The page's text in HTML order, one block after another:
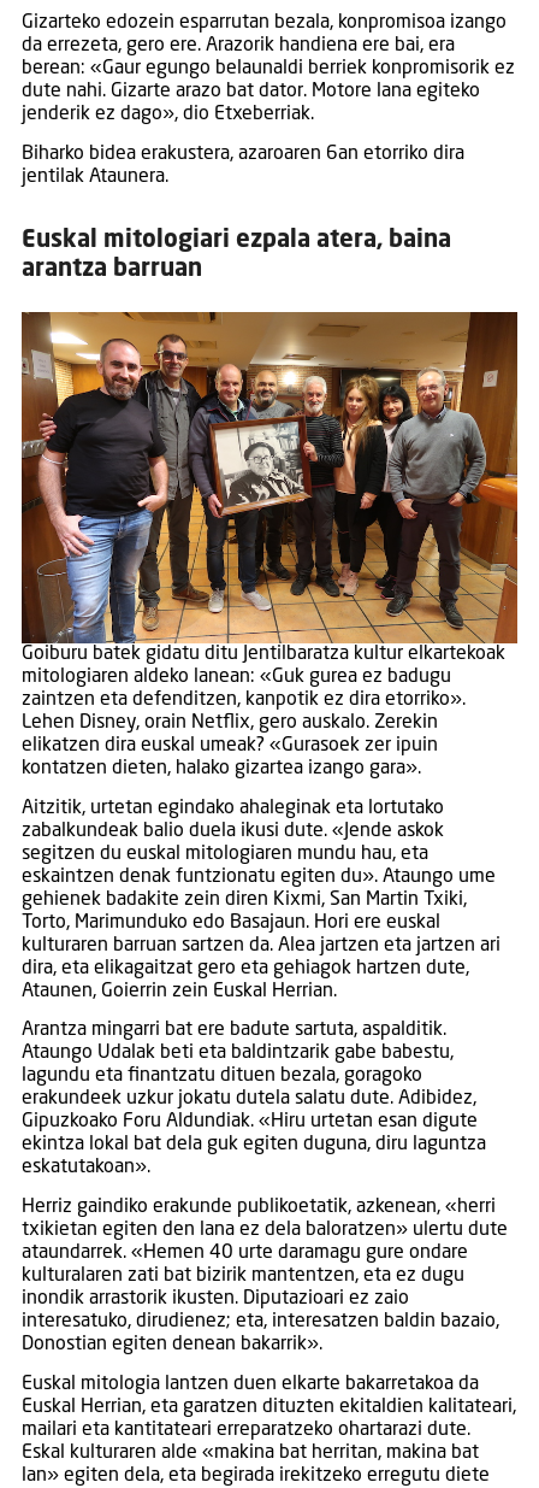
Gizarteko edozein esparrutan bezala, konpromisoa izango
da errezeta, gero ere. Arazorik handiena ere bai, era
berean: «Gaur egungo belaunaldi berriek konpromisorik ez
dute nahi. Gizarte arazo bat dator. Motore lana egiteko
jenderik ez dago», dio Etxeberriak.
Biharko bidea erakustera, azaroaren 6an etorriko dira
jentilak Ataunera.
Euskal mitologiari ezpala atera, baina
arantza barruan
Goiburu batek gidatu ditu Jentilbaratza kultur elkartekoak
mitologiaren aldeko lanean: «Guk gurea ez badugu
zaintzen eta defenditzen, kanpotik ez dira etorriko».
Lehen Disney, orain Netflix, gero auskalo. Zerekin
elikatzen dira euskal umeak? «Gurasoek zer ipuin
kontatzen dieten, halako gizartea izango gara».
Aitzitik, urtetan egindako ahaleginak eta lortutako
zabalkundeak balio duela ikusi dute. «Jende askok
segitzen du euskal mitologiaren mundu hau, eta
eskaintzen denak funtzionatu egiten du». Ataungo ume
gehienek badakite zein diren Kixmi, San Martin Txiki,
Torto, Marimunduko edo Basajaun. Hori ere euskal
kulturaren barruan sartzen da. Alea jartzen eta jartzen ari
dira, eta elikagaitzat gero eta gehiagok hartzen dute,
Ataunen, Goierrin zein Euskal Herrian.
Arantza mingarri bat ere badute sartuta, aspalditik.
Ataungo Udalak beti eta baldintzarik gabe babestu,
lagundu eta finantzatu dituen bezala, goragoko
erakundeek uzkur jokatu dutela salatu dute. Adibidez,
Gipuzkoako Foru Aldundiak. «Hiru urtetan esan digute
ekintza lokal bat dela guk egiten duguna, diru laguntza
eskatutakoan».
Herriz gaindiko erakunde publikoetatik, azkenean, «herri
txikietan egiten den lana ez dela baloratzen» ulertu dute
ataundarrek. «Hemen 40 urte daramagu gure ondare
kulturalaren zati bat bizirik mantentzen, eta ez dugu
inondik arrastorik ikusten. Diputazioari ez zaio
interesatuko, dirudienez; eta, interesatzen baldin bazaio,
Donostian egiten denean bakarrik».
Euskal mitologia lantzen duen elkarte bakarretakoa da
Euskal Herrian, eta garatzen dituzten ekitaldien kalitateari,
mailari eta kantitateari erreparatzeko ohartarazi dute.
Eskal kulturaren alde «makina bat herritan, makina bat
lan» egiten dela, eta begirada irekitzeko erregutu diete